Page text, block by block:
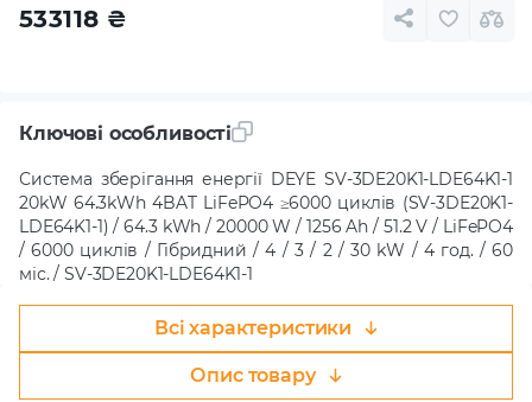
533118 ₴
Ключові особливості
Система зберігання енергії DEYE SV-3DE20K1-LDE64K1-1
20kW 64.3kWh 4BAT LiFePO4 ≥6000 циклів (SV-3DE20K1-
LDE64K1-1) / 64.3 kWh / 20000 W / 1256 Ah / 51.2 V / LiFePO4
/ 6000 циклів / Гібридний / 4 / 3 / 2 / 30 kW / 4 год. / 60
міс. / SV-3DE20K1-LDE64K1-1
Всі характеристики
Опис товару